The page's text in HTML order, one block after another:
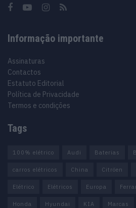
Informação importante
Assinaturas
Contactos
Estatuto Editorial
Política de Privacidade
Termos e condições
Tags
100% elétrico Audi Baterias
carros elétricos China Citröen
Elétrico Elétricos Europa
Honda Hyundai KIA Marcas